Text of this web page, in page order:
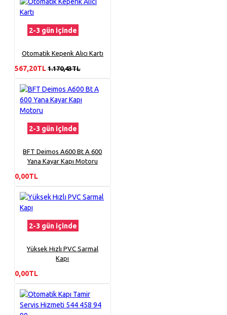
2-3 gün içinde
Otomatik Kepenk Alıcı Kartı
567,20TL 1.170,43TL
2-3 gün içinde
BFT Deimos A600 Bt A 600
Yana Kayar Kapı Motoru
0,00TL
2-3 gün içinde
Yüksek Hızlı PVC Sarmal
Kapı
0,00TL